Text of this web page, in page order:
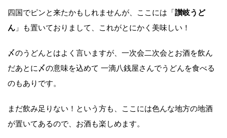
四国でピンと来たかもしれませんが、ここには「讃岐うど
ん 」も置いておりまして、これがとにかく美味しい！
〆のうどんとはよく言いますが、一次会二次会とお酒を飲ん
だあとに〆の意味を込めて 一滴八銭屋さんでうどんを食べる
のもありです。
まだ飲み足りない！という方も、ここには色んな地方の地酒
が置いてあるので、お酒も楽しめます。